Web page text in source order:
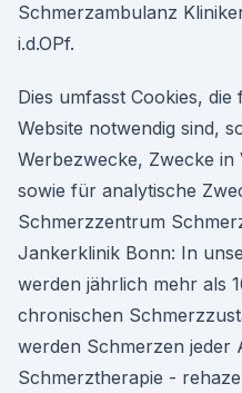
Schmerzambulanz
i.d.OPf.
Dies umfasst Cookies,
Website notwendig sind,
Werbezwecke, Zwecke in
sowie für analytische
Schmerzzentrum
Jankerklinik Bonn: In
werden jährlich mehr als
chronischen
werden Schmerzen jeder
Schmerztherapie -